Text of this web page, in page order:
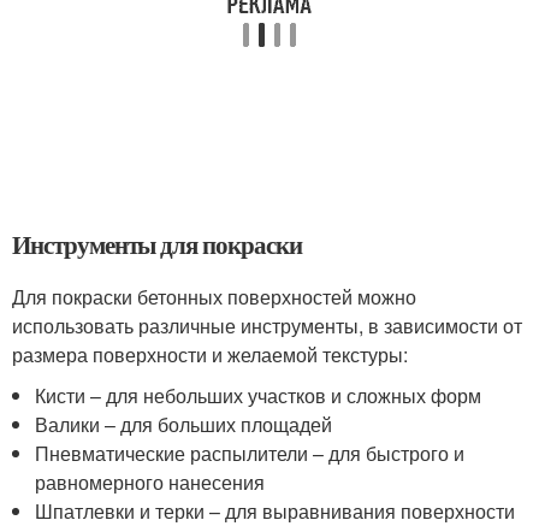
Инструменты для покраски
Для покраски бетонных поверхностей можно
использовать различные инструменты, в зависимости от
размера поверхности и желаемой текстуры:
Кисти – для небольших участков и сложных форм
Валики – для больших площадей
Пневматические распылители – для быстрого и
равномерного нанесения
Шпатлевки и терки – для выравнивания поверхности